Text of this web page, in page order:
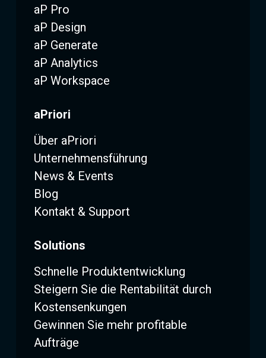
aP Pro
aP Design
aP Generate
aP Analytics
aP Workspace
aPriori
Über aPriori
Unternehmensführung
News & Events
Blog
Kontakt & Support
Solutions
Schnelle Produktentwicklung
Steigern Sie die Rentabilität durch
Kostensenkungen
Gewinnen Sie mehr profitable
Aufträge